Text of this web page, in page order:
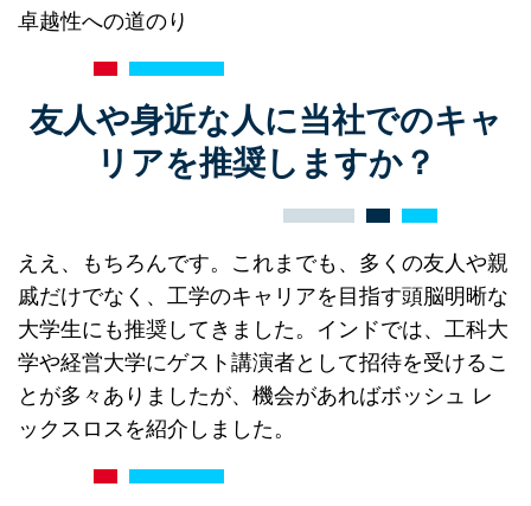
卓越性への道のり
友人や身近な人に当社でのキャ
リアを推奨しますか？
ええ、もちろんです。これまでも、多くの友人や親
戚だけでなく、工学のキャリアを目指す頭脳明晰な
大学生にも推奨してきました。インドでは、工科大
学や経営大学にゲスト講演者として招待を受けるこ
とが多々ありましたが、機会があればボッシュ レ
ックスロスを紹介しました。